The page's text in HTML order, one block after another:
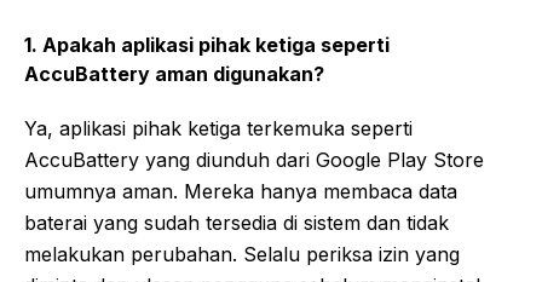
1. Apakah aplikasi pihak ketiga seperti
AccuBattery aman digunakan?
Ya, aplikasi pihak ketiga terkemuka seperti
AccuBattery yang diunduh dari Google Play Store
umumnya aman. Mereka hanya membaca data
baterai yang sudah tersedia di sistem dan tidak
melakukan perubahan. Selalu periksa izin yang